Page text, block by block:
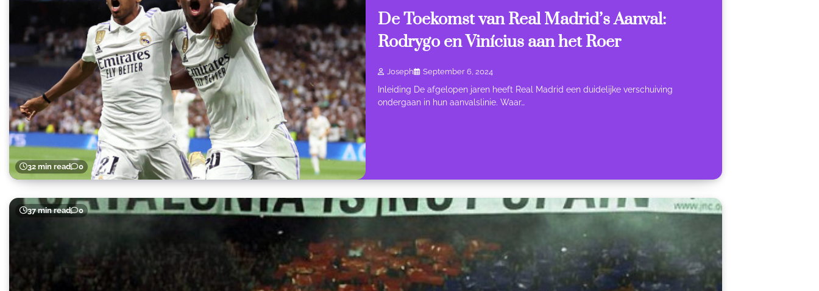
32 min read 0
De Toekomst van Real Madrid’s Aanval:
Rodrygo en Vinícius aan het Roer
Joseph September 6, 2024
Inleiding De afgelopen jaren heeft Real Madrid een duidelijke verschuiving
ondergaan in hun aanvalslinie. Waar…
37 min read 0